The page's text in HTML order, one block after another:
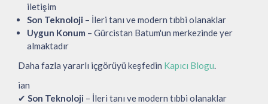
iletişim
Son Teknoloji – İleri tanı ve modern tıbbi olanaklar
Uygun Konum – Gürcistan Batum'un merkezinde yer
almaktadır
Daha fazla yararlı içgörüyü keşfedin Kapıcı Blogu.
ian
✔ Son Teknoloji – İleri tanı ve modern tıbbi olanaklar